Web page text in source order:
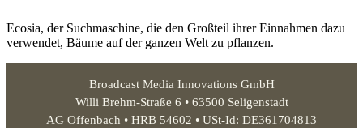
Ecosia, der Suchmaschine, die den Großteil ihrer Einnahmen dazu
verwendet, Bäume auf der ganzen Welt zu pflanzen.
Broadcast Media Innovations GmbH
Willi Brehm-Straße 6 • 63500 Seligenstadt
AG Offenbach • HRB 54602 • USt-Id: DE361704813